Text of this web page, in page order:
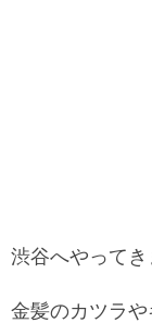
渋谷へやってき
金髪のカツラ